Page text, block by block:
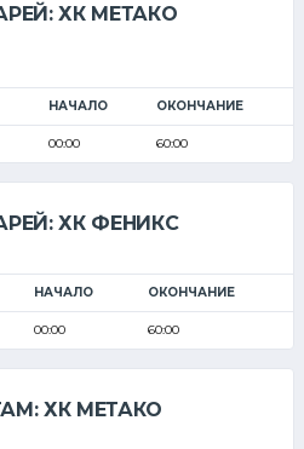
ХК МЕТАКО
НАЧАЛО ОКОНЧАНИЕ
00:00 60:00
ХК ФЕНИКС
НАЧАЛО ОКОНЧАНИЕ
00:00 60:00
ХК МЕТАКО